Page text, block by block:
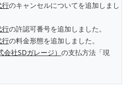
行のキャンセルについてを追加しまし
行の許認可番号を追加しました。
行の料金形態を追加しました。
社SDガレージ） の支払方法「現